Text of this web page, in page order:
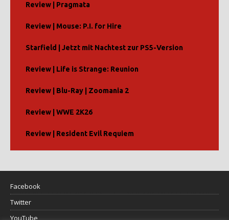
Review | Pragmata
Review | Mouse: P.I. for Hire
Starfield | Jetzt mit Nachtest zur PS5-Version
Review | Life is Strange: Reunion
Review | Blu-Ray | Zoomania 2
Review | WWE 2K26
Review | Resident Evil Requiem
Facebook
Twitter
YouTube